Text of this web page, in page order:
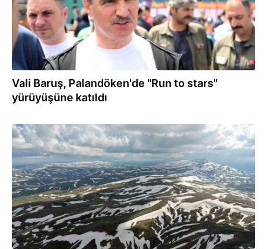
Vali Baruş, Palandöken'de "Run to stars"
yürüyüşüne katıldı
16.06.2026